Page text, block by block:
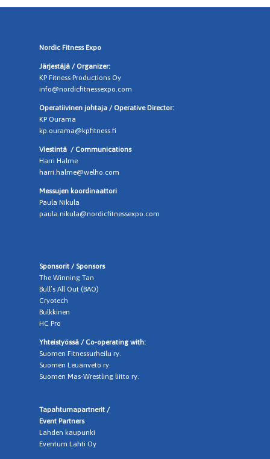
Nordic Fitness Expo
Järjestäjä / Organizer:
KP Fitness Productions Oy
info@nordicfitnessexpo.com
Operatiivinen johtaja / Operative Director:
KP Ourama
kp.ourama@kpfitness.fi
Viestintä / Communications
Harri Halme
harri.halme@welho.com
Messujen koordinaattori
Paula Nikula
paula.nikula@nordicfitnessexpo.com
Sponsorit / Sponsors
The Winning Tan
Bull’s All Out (BAO)
Cryotech
Bulkkinen
HC Pro
Yhteistyössä / Co-operating with:
Suomen Fitnessurheilu ry.
Suomen Leuanveto ry.
Suomen Mas-Wrestling liitto ry.
Tapahtumapartnerit /
Event Partners
Lahden kaupunki
Eventum Lahti Oy